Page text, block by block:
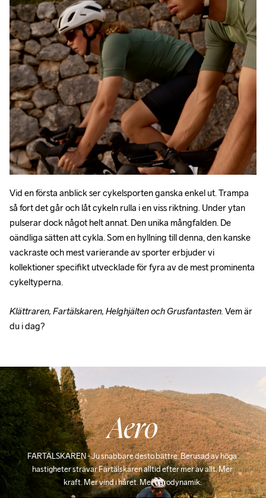
Vid en första anblick ser cykelsporten ganska enkel ut. Trampa
så fort det går och låt cykeln rulla i en viss riktning. Under ytan
pulserar dock något helt annat. Den unika mångfalden. De
oändliga sätten att cykla. Som en hyllning till denna, den kanske
vackraste och mest varierande av sporter erbjuder vi
kollektioner specifikt utvecklade för fyra av de mest prominenta
cykeltyperna.
Klättraren, Fartälskaren, Helghjälten och Grusfantasten. Vem är
du i dag?
Aero
FARTÄLSKAREN - Ju snabbare desto bättre. Berusad av höga
hastigheter strävar Fartälskaren alltid efter mer av allt. Mer
kraft. Mer vind i håret. Mer aerodynamik.